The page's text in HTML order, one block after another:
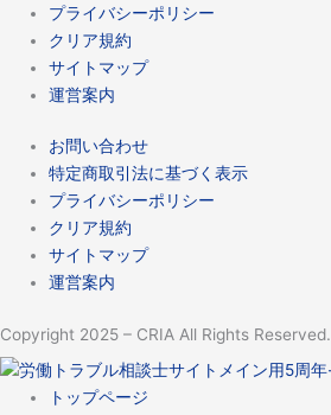
プライバシーポリシー
クリア規約
サイトマップ
運営案内
お問い合わせ
特定商取引法に基づく表示
プライバシーポリシー
クリア規約
サイトマップ
運営案内
Copyright 2025 – CRIA All Rights Reserved.
トップページ